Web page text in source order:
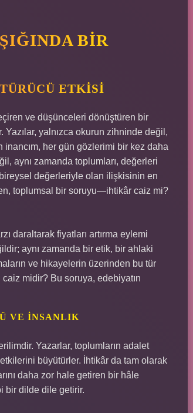
BIR
ETKISI
ve düşünceleri dönüştüren bir
Yazılar, yalnızca okurun zihninde değil,
her gün gözlerimi bir kez daha
aynı zamanda toplumları, değerleri
değerleriyle olan ilişkisinin en
toplumsal bir soruyu—ihtikâr caiz mi?
daraltarak fiyatları artırma eylemi
aynı zamanda bir etik, bir ahlaki
ve hikayelerin üzerinden bu tür
midir? Bu soruya, edebiyatın
VE İNSANLIK
Yazarlar, toplumların adalet
büyütürler. İhtikâr da tam olarak
daha zor hale getiren bir hâle
bir dilde dile getirir.